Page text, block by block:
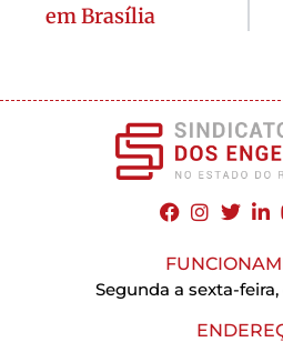
em Brasília
Segunda a sexta-feira,